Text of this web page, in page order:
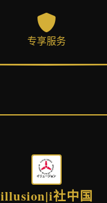
专享服务
illusion|i社中国